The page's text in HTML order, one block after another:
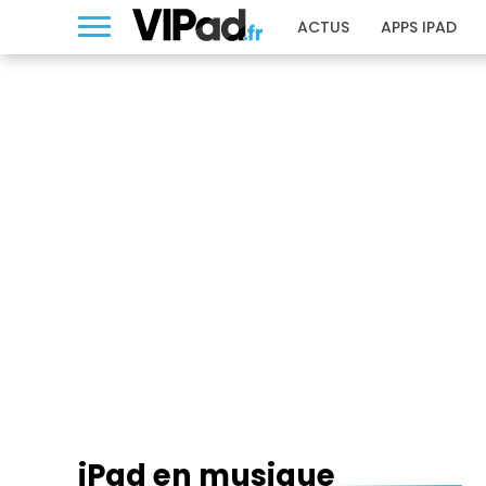
ACTUS APPS IPAD
IPAD EN MUSIQUE
iPad en musique